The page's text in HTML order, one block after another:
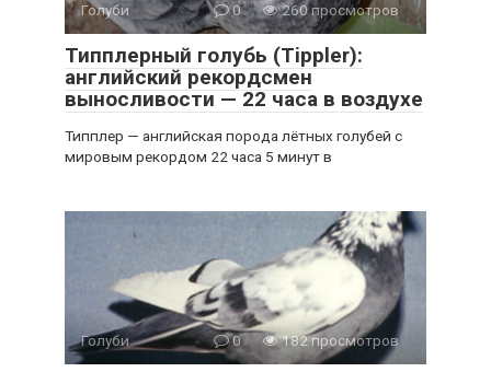
Голуби 0 260 просмотров
Типплерный голубь (Tippler):
английский рекордсмен
выносливости — 22 часа в воздухе
Типплер — английская порода лётных голубей с
мировым рекордом 22 часа 5 минут в
Голуби 0 182 просмотров